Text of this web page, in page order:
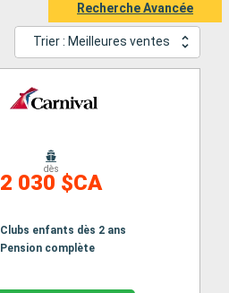
Recherche Avancée
Trier : Meilleures ventes
dès
2 030 $CA
Clubs enfants dès 2 ans
Pension complète